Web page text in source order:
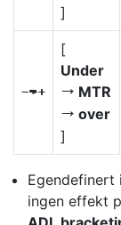
]
I
[
Under
V MTR
V over
]
Egendefinert
ingen effekt